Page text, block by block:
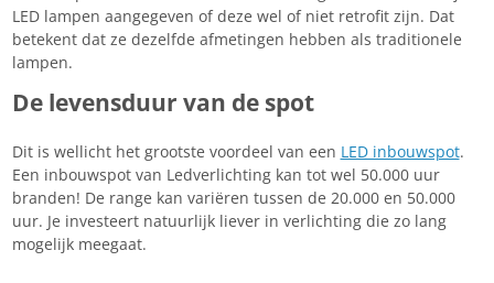
LED lampen aangegeven of deze wel of niet retrofit zijn. Dat
betekent dat ze dezelfde afmetingen hebben als traditionele
lampen.
De levensduur van de spot
Dit is wellicht het grootste voordeel van een LED inbouwspot.
Een inbouwspot van Ledverlichting kan tot wel 50.000 uur
branden! De range kan variëren tussen de 20.000 en 50.000
uur. Je investeert natuurlijk liever in verlichting die zo lang
mogelijk meegaat.